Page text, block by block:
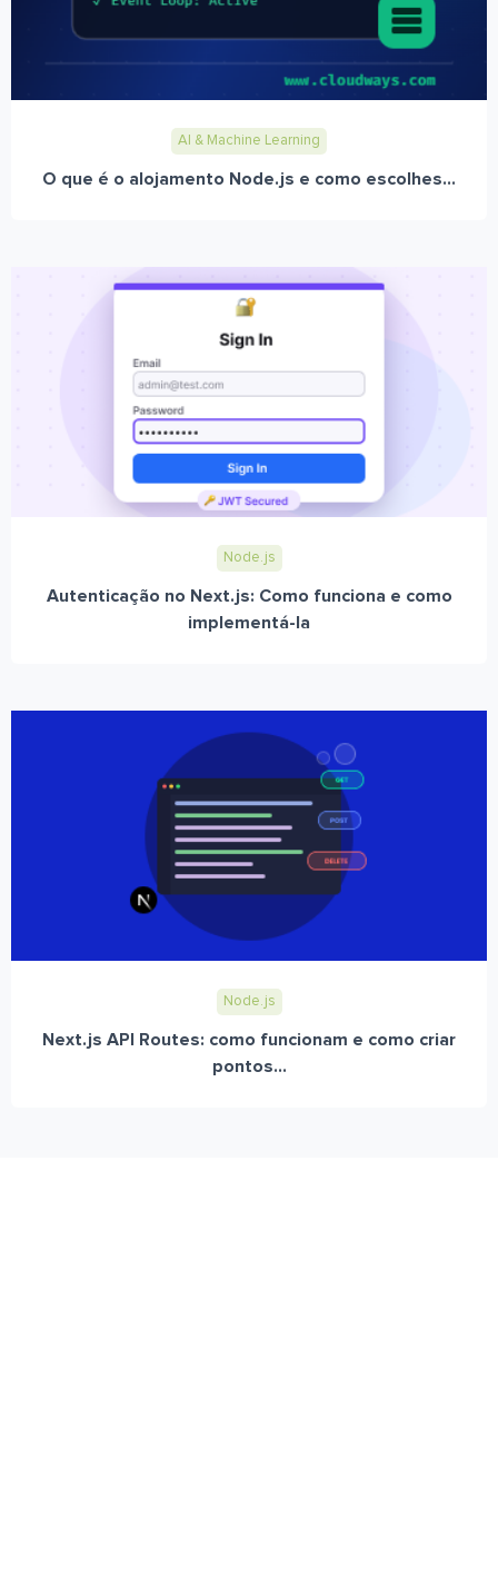
AI & Machine Learning
O que é o alojamento Node.js e como escolhes...
Node.js
Autenticação no Next.js: Como funciona e como
implementá-la
Node.js
Next.js API Routes: como funcionam e como criar
pontos...